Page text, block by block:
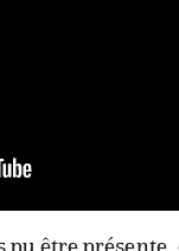
pu être